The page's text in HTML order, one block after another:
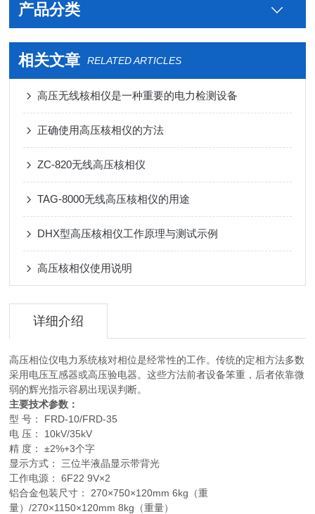
产品分类
相关文章 RELATED ARTICLES
高压无线核相仪是一种重要的电力检测设备
正确使用高压核相仪的方法
ZC-820无线高压核相仪
TAG-8000无线高压核相仪的用途
DHX型高压核相仪工作原理与测试示例
高压核相仪使用说明
详细介绍
高压相位仪电力系统核对相位是经常性的工作。传统的定相方法多数
采用电压互感器或高压验电器。这些方法前者设备笨重，后者依靠微
弱的辉光指示容易出现误判断。
主要技术参数：
型 号： FRD-10/FRD-35
电 压： 10kV/35kV
精 度： ±2%+3个字
显示方式： 三位半液晶显示带背光
工作电源： 6F22 9V×2
铝合金包装尺寸： 270×750×120mm 6kg（重
量）/270×1150×120mm 8kg（重量）